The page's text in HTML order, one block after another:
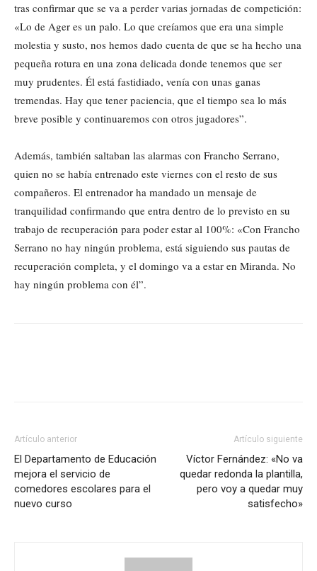
tras confirmar que se va a perder varias jornadas de competición:
«Lo de Ager es un palo. Lo que creíamos que era una simple
molestia y susto, nos hemos dado cuenta de que se ha hecho una
pequeña rotura en una zona delicada donde tenemos que ser
muy prudentes. Él está fastidiado, venía con unas ganas
tremendas. Hay que tener paciencia, que el tiempo sea lo más
breve posible y continuaremos con otros jugadores”.
Además, también saltaban las alarmas con Francho Serrano,
quien no se había entrenado este viernes con el resto de sus
compañeros. El entrenador ha mandado un mensaje de
tranquilidad confirmando que entra dentro de lo previsto en su
trabajo de recuperación para poder estar al 100%: «Con Francho
Serrano no hay ningún problema, está siguiendo sus pautas de
recuperación completa, y el domingo va a estar en Miranda. No
hay ningún problema con él”.
Artículo anterior
El Departamento de Educación
mejora el servicio de
comedores escolares para el
nuevo curso
Artículo siguiente
Víctor Fernández: «No va
quedar redonda la plantilla,
pero voy a quedar muy
satisfecho»